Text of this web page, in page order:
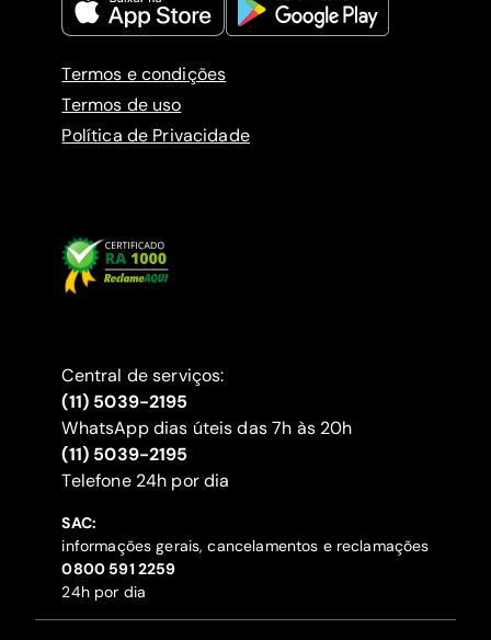
Termos e condições
Termos de uso
Política de Privacidade
Central de serviços:
(11) 5039-2195
WhatsApp dias úteis das 7h às 20h
(11) 5039-2195
‍Telefone 24h por dia
SAC:
informações gerais, cancelamentos e reclamações
‍0800 591 2259
24h por dia